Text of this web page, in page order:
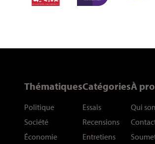
Thématiques
Politique
Société
Économie
Catégories
Essais
Recensions
Entretiens
À
Qui